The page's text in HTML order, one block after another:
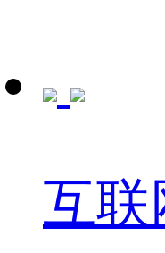
互联